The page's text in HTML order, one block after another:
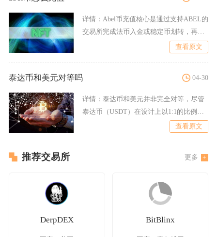
详情： Abel币充值核心是通过支持ABEL的
交易所完成法币入金或稳定币划转，再兑
查看原文
泰达币和美元对等吗 04-30
详情： 泰达币和美元并非完全对等，尽管
泰达币（USDT）在设计上以1:1的比例锚
查看原文
推荐交易所 更多
DerpDEX BitBlinx